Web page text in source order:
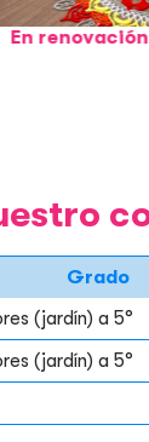
Grado
(jardín) a 5°
(jardín) a 5°